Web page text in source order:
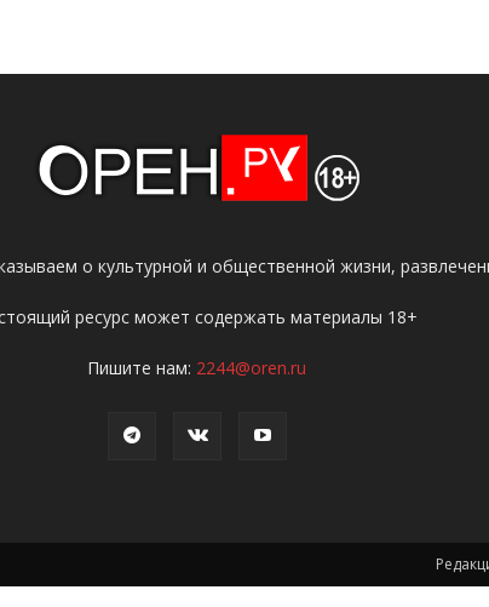
о культурной и общественной жизни,
ресурс может содержать материалы 18+
Пишите нам: 2244@oren.ru